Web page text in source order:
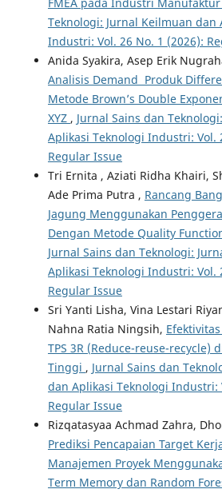
Teknologi: Jurnal Keilmuan dan
Industri: Vol. 26 No. 1 (2026):
Anida Syakira, Asep Erik
Analisis Demand Produk
Metode Brown’s Double
XYZ , Jurnal Sains dan
Aplikasi Teknologi Industri: Vol.
Regular Issue
Tri Ernita , Aziati Ridha Khairi,
Ade Prima Putra , Rancang
Jagung Menggunakan
Dengan Metode Quality
Jurnal Sains dan Teknologi:
Aplikasi Teknologi Industri: Vol.
Regular Issue
Sri Yanti Lisha, Vina Lestari
Nahna Ratia Ningsih,
TPS 3R (Reduce-reuse-recycle)
Tinggi , Jurnal Sains dan
dan Aplikasi Teknologi Industri:
Regular Issue
Rizqatasyaa Achmad Zahra,
Prediksi Pencapaian Target
Manajemen Proyek
Term Memory dan Random